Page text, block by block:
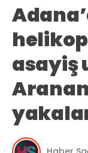
asayiş